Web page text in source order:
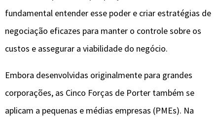
fundamental entender esse poder e criar estratégias de
negociação eficazes para manter o controle sobre os
custos e assegurar a viabilidade do negócio.
Embora desenvolvidas originalmente para grandes
corporações, as Cinco Forças de Porter também se
aplicam a pequenas e médias empresas (PMEs). Na